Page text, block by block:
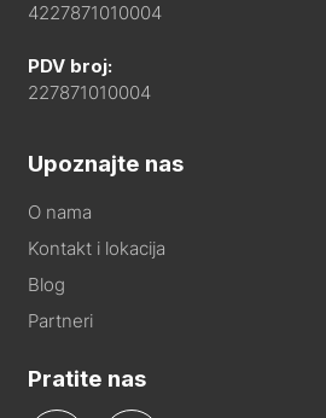
4227871010004
PDV broj:
227871010004
Upoznajte nas
O nama
Kontakt i lokacija
Blog
Partneri
Pratite nas